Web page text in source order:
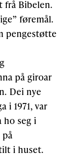
frå Bibelen.
føremål.
pengestøtte
på giroar
Dei nye
i 1971, var
ho seg i
i huset.